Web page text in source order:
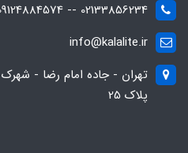
02133856234 -- 09124884574
info@kalalite.ir
پلاک 25